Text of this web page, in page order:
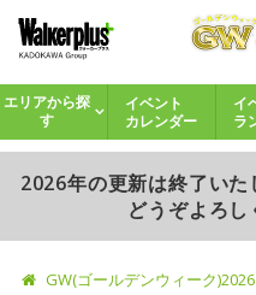
エリアから探
す
イベント
カレンダー
イ
ラ
2026年の更新は終了い
どうぞよろし
GW(ゴールデンウィーク)2026